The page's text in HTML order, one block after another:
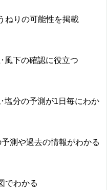
ねりの可能性を掲載
風下の確認に役立つ
塩分の予測が1日毎にわか
測や過去の情報がわかる
でわかる